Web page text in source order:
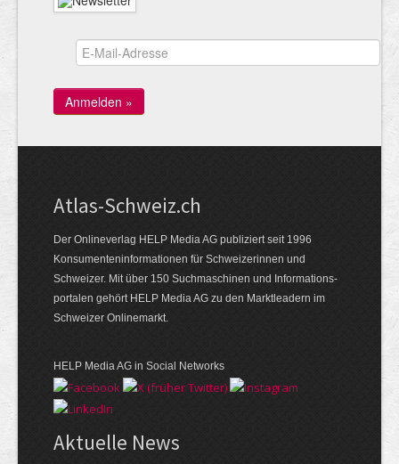
Atlas-Schweiz.ch
Der Onlineverlag HELP Media AG publiziert seit 1996
Konsumenten­infor­mationen für Schwei­zerinnen und
Schweizer. Mit über 150 Such­ma­schinen und Infor­mations­
portalen gehört HELP Media AG zu den Markt­leadern im
Schweizer Onlinemarkt.
HELP Media AG in Social Networks
Aktuelle News